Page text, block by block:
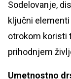
Sodelovanje,
ključni
otrokom koristi
prihodnjem
Umetnostno